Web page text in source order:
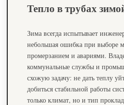
Тепло в трубах
Зима всегда испытывает
небольшая ошибка при выборе
промерзанием и авариями.
коммунальные службы и
схожую задачу: не дать теплу
добиться стабильной работы
только климат, но и тип